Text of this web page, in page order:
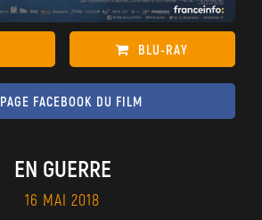
BLU-RAY
PAGE FACEBOOK DU FILM
EN GUERRE
16 MAI 2018